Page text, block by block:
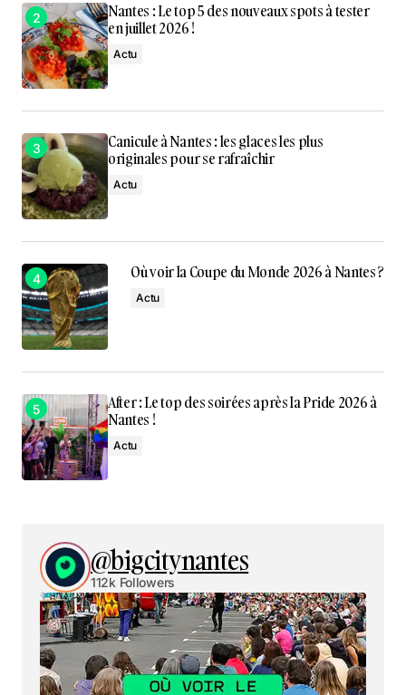
Nantes : Le top 5 des nouveaux spots à tester
en juillet 2026 !
Actu
Canicule à Nantes : les glaces les plus
originales pour se rafraîchir
Actu
Où voir la Coupe du Monde 2026 à Nantes ?
Actu
After : Le top des soirées après la Pride 2026 à
Nantes !
Actu
@bigcitynantes
112k Followers